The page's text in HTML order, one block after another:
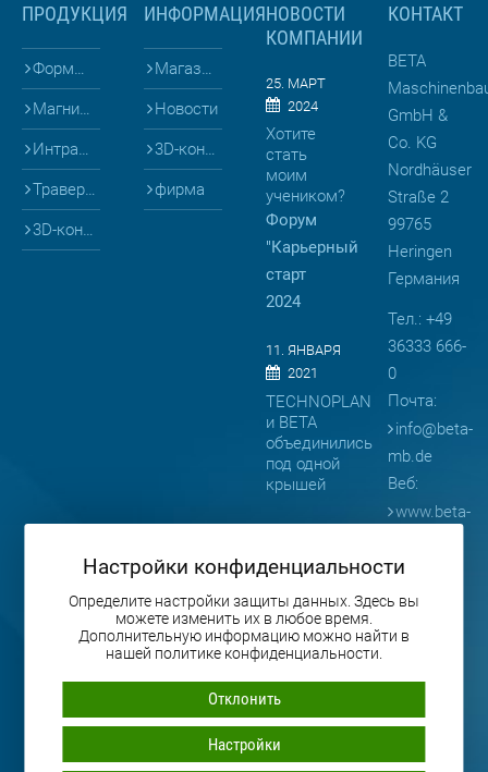
ПРОДУКЦИЯ
Формы для
Магниты и Опалубка
Интралогистика
Траверсы
3D-конфигураторы
ИНФОРМАЦИЯ
Магазин
Новости
3D-конфигураторы
фирма
НОВОСТИ
КОМПАНИИ
25. МАРТ
2024
Хотите
стать
моим
учеником?
Форум
"Карьерный
старт
2024
11. ЯНВАРЯ
2021
TECHNOPLAN
и BETA
объединились
под одной
крышей
BETA
представляет
продукцию
на
выставке
BAUMA
2019
КОНТАКТ
BETA
GmbH &
Co. KG
Nordhäuser
Straße 2
99765
Heringen
Германия
Тел.: +49
36333 666-
0
Почта:
info@beta-
mb.de
Веб:
www.beta-
Настройки конфиденциальности
Определите настройки защиты данных. Здесь вы
можете изменить их в любое время.
Дополнительную информацию можно найти в
нашей политике конфиденциальности.
Отклонить
Настройки